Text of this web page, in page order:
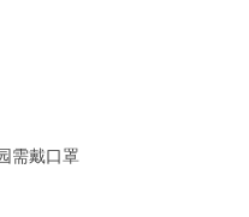
需戴口罩